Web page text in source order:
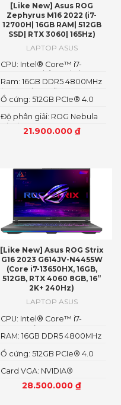
[Like New] Asus ROG
Zephyrus M16 2022 (i7-
12700H| 16GB RAM| 512GB
SSD| RTX 3060| 165Hz)
LAPTOP ASUS
21.900.000 ₫
Độ phân giải: ROG Nebula
Display, 16″ 2.5K+
(2560×1600)
Ổ cứng: 512GB PCIe® 4.0
Ram: 16GB DDR5 4800MHz
(8GB onboard)
CPU: Intel® Core™ i7-
12700H 14 nhân 20 luồng
[Like New] Asus ROG Strix
G16 2023 G614JV-N4455W
(Core i7-13650HX, 16GB,
512GB, RTX 4060 8GB, 16”
2K+ 240Hz)
LAPTOP ASUS
28.500.000 ₫
Card VGA: NVIDIA®
GeForce RTX™ 4060 8GB
GDDR6 (140W)
Ổ cứng: 512GB PCIe® 4.0
RAM: 16GB DDR5 4800MHz
CPU: Intel® Core™ i7-
13650HX (2.60GHz up to
4.90GHz, 24MB Cache)